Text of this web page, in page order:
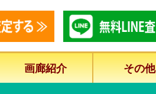
画廊紹介 その他